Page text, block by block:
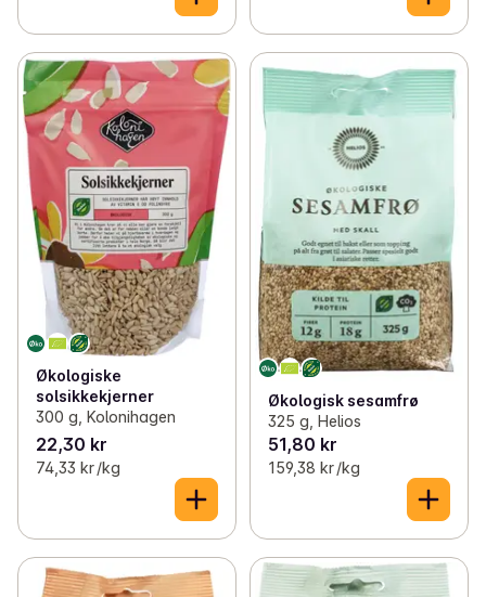
Økologiske
solsikkekjerner
300 g, Kolonihagen
22,30 kr
74,33 kr /kg
Økologisk sesamfrø
325 g, Helios
51,80 kr
159,38 kr /kg